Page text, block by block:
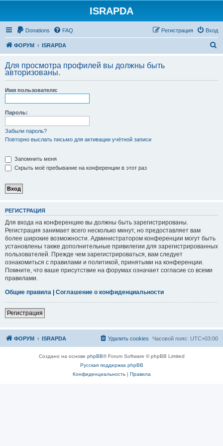
ISRAPDA
Donations FAQ Вход
Регистрация
ФОРУМ ISRAPDA
с
Для просмотра профилей вы должны быть
авторизованы.
Имя пользователя:
Пароль:
Забыли пароль?
Повторно выслать письмо для активации учётной записи
Запомнить меня
Скрыть моё пребывание на конференции в этот раз
РЕГИСТРАЦИЯ
Для входа на конференцию вы должны быть зарегистрированы.
Регистрация занимает всего несколько минут, но предоставляет вам
более широкие возможности. Администратором конференции могут быть
установлены также дополнительные привилегии для зарегистрированных
пользователей. Прежде чем зарегистрироваться, вам следует
ознакомиться с правилами и политикой, принятыми на конференции.
Помните, что ваше присутствие на форумах означает согласие со всеми
правилами.
Общие правила | Соглашение о конфиденциальности
Регистрация
ФОРУМ ISRAPDA Часовой пояс: UTC+03:00
Удалить cookies
Создано на основе phpBB® Forum Software © phpBB Limited
Русская поддержка phpBB
Конфиденциальность| Правила